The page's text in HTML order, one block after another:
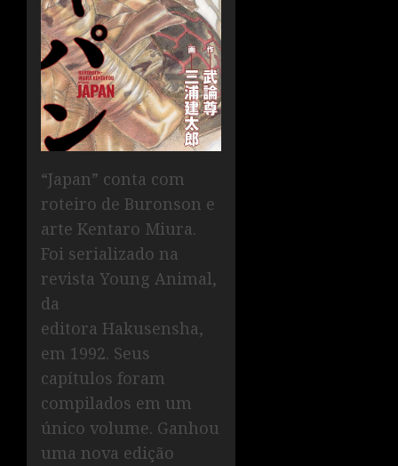
“Japan” conta com
roteiro de Buronson e
arte Kentaro Miura.
Foi serializado na
revista Young Animal,
da
editora Hakusensha,
em 1992. Seus
capítulos foram
compilados em um
único volume. Ganhou
uma nova edição